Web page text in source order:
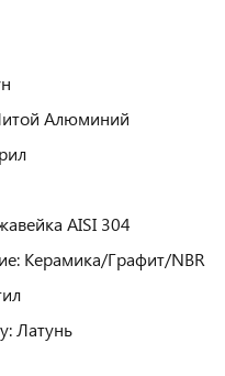
Алюминий
AISI 304
Керамика/Графит/NBR
Латунь